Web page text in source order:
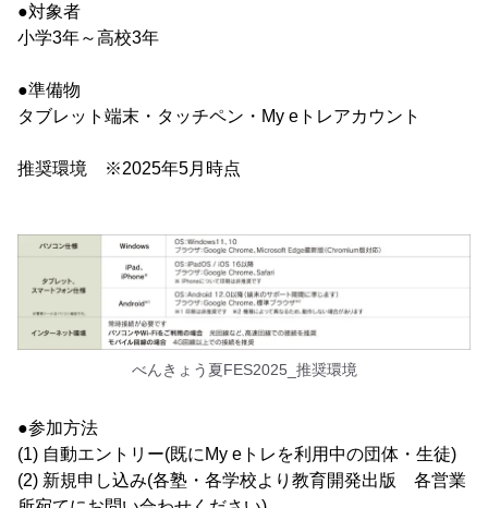
●対象者
小学3年～高校3年
●準備物
タブレット端末・タッチペン・My eトレアカウント
推奨環境 ※2025年5月時点
べんきょう夏FES2025_推奨環境
●参加方法
(1) 自動エントリー(既にMy eトレを利用中の団体・生徒)
(2) 新規申し込み(各塾・各学校より教育開発出版 各営業